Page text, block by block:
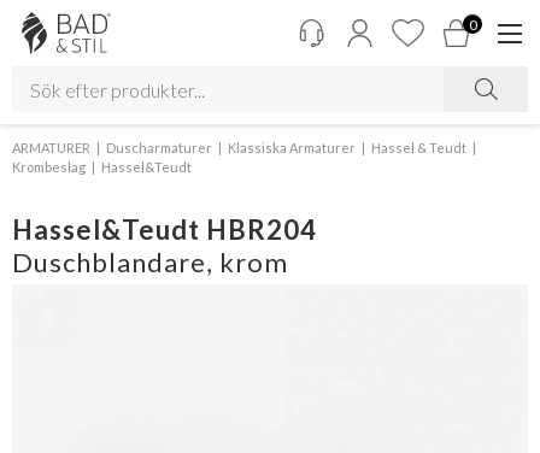
0
ARMATURER Duscharmaturer Klassiska Armaturer
Hassel & Teudt
Krombeslag
Hassel&Teudt
Hassel&Teudt HBR204
Duschblandare, krom